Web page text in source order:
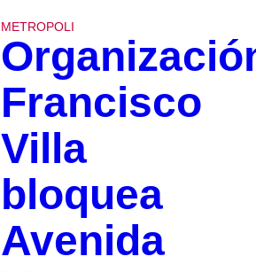
METROPOLI
Francisco
Villa
bloquea
Avenida